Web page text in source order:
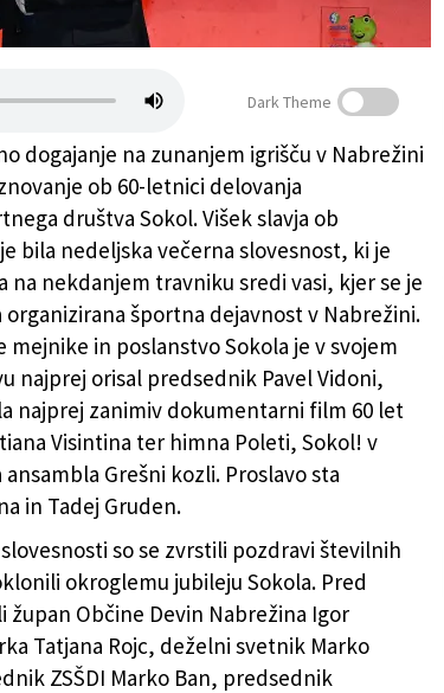
predsednik AŠD Sokol Pavel Vidoni
Dark Theme
dogajanje na zunanjem igrišču v Nabrežini
ob 60-letnici delovanja
društva Sokol. Višek slavja ob
bila nedeljska večerna slovesnost, ki je
na nekdanjem travniku sredi vasi, kjer se je
organizirana športna dejavnost v Nabrežini.
mejnike in poslanstvo Sokola je v svojem
najprej orisal predsednik Pavel Vidoni,
najprej zanimiv dokumentarni film 60 let
Visintina ter himna Poleti, Sokol! v
Grešni kozli. Proslavo sta
in Tadej Gruden.
so se zvrstili pozdravi številnih
okroglemu jubileju Sokola. Pred
župan Občine Devin Nabrežina Igor
Tatjana Rojc, deželni svetnik Marko
ZSŠDI Marko Ban, predsednik